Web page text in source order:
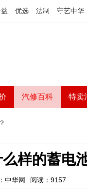
优选 法制 守艺中华
汽修百科 特卖
样的蓄电
中华网 阅读：9157